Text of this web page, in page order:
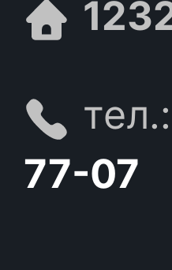
тел.:
77-07